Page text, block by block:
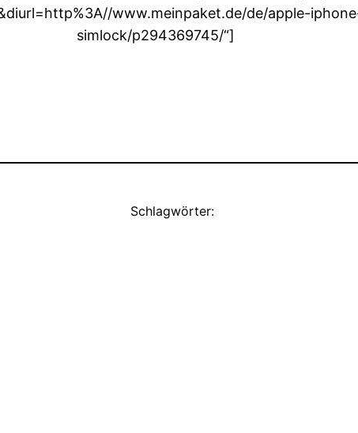
www.meinpaket.de/de/apple-
simlock/p294369745/“]
Schlagwörter: